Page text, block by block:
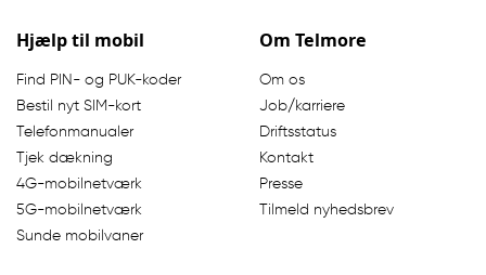
Hjælp til mobil
Find PIN- og PUK-koder
Bestil nyt SIM-kort
Telefonmanualer
Tjek dækning
4G-mobilnetværk
5G-mobilnetværk
Sunde mobilvaner
Om Telmore
Om os
Job/karriere
Driftsstatus
Kontakt
Presse
Tilmeld nyhedsbrev